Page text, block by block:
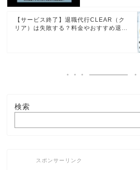
【サービス終了】退職代行CLEAR（ク
リア）は失敗する？料金やおすすめ退...
検索
スポンサーリンク